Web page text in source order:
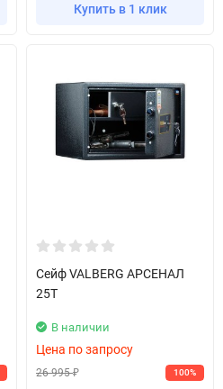
Купить в 1 клик
Сейф VALBERG АРСЕНАЛ
25T
В наличии
Цена по запросу
26 995₽ 100%